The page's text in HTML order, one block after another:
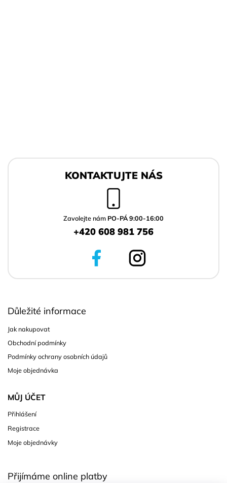
KONTAKTUJTE NÁS
Zavolejte nám PO-PÁ 9:00-16:00
+420 608 981 756
Důležité informace
Jak nakupovat
Obchodní podmínky
Podmínky ochrany osobních údajů
Moje objednávka
MŮJ ÚČET
Přihlášení
Registrace
Moje objednávky
Přijímáme online platby